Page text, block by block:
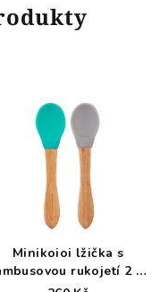
Minikoioi lžička s
rukojetí 2 ks